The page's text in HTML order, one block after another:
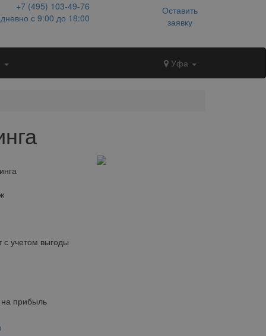
+7 (495) 103-49-76
с 9:00 до 18:00
Оставить
заявку
Уфа
учетом выгоды
прибыль